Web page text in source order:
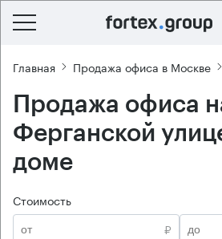
Главная Продажа офиса в Москве
Продажа офиса
Ферганской
доме
Стоимость
₽